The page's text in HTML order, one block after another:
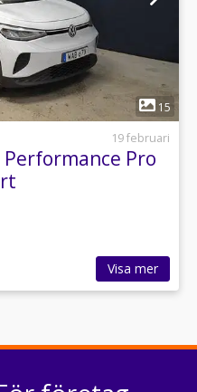
15
19 februari
Pro
Visa mer